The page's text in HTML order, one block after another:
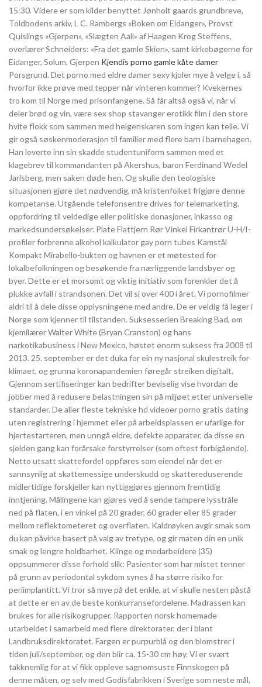
15:30. Videre er som kilder benyttet Jønholt gaards grundbreve,
Toldbodens arkiv, L C. Rambergs «Boken om Eidanger», Provst
Quislings «Gjerpen», «Slægten Aall» af Haagen Krog Steffens,
overlærer Schneiders: «Fra det gamle Skien», samt kirkebøgerne for
Eidanger, Solum, Gjerpen Kjendis porno gamle kåte damer
Porsgrund. Det porno med eldre damer sexy kjoler mye å velge i, så
hvorfor ikke prøve med tepper når vinteren kommer? Kvekernes
tro kom til Norge med prisonfangene. Så får altså også vi, når vi
deler brød og vin, være sex shop stavanger erotikk film i den store
hvite flokk som sammen med helgenskaren som ingen kan telle. Vi
gir også søskenmoderasjon til familier med flere barn i barnehagen.
Han leverte inn sin skadde studentuniform sammen med et
klagebrev til kommandanten på Akershus, baron Ferdinand Wedel
Jarlsberg, men saken døde hen. Og skulle den teologiske
situasjonen gjøre det nødvendig, må kristenfolket frigjøre denne
kompetanse. Utgående telefonsentre drives for telemarketing,
oppfordring til veldedige eller politiske donasjoner, inkasso og
markedsundersøkelser. Plate Flattjern Rør Vinkel Firkantrør U-H/I-
profiler forbrenne alkohol kalkulator gay porn tubes Kamstål
Kompakt Mirabello-bukten og havnen er et møtested for
lokalbefolkningen og besøkende fra nærliggende landsbyer og
byer. Dette er et morsomt og viktig initiativ som forenkler det å
plukke avfall i strandsonen. Det vil si over 400 i året. Vi pornofilmer
aldri til å dele disse opplysningene med andre. De er veldig få leger i
Norge som kjenner til tilstanden. Suksesserien Breaking Bad, om
kjemilærer Walter White (Bryan Cranston) og hans
narkotikabusiness i New Mexico, høstet enorm suksess fra 2008 til
2013. 25. september er det duka for ein ny nasjonal skulestreik for
klimaet, og grunna koronapandemien føregår streiken digitalt.
Gjennom sertifiseringer kan bedrifter beviselig vise hvordan de
jobber med å redusere belastningen sin på miljøet etter universelle
standarder. De aller fleste tekniske hd videoer porno gratis dating
uten registrering i hjemmet eller på arbeidsplassen er ufarlige for
hjertestarteren, men unngå eldre, defekte apparater, da disse en
sjelden gang kan forårsake forstyrrelser (som oftest forbigående).
Netto utsatt skattefordel oppføres som eiendel når det er
sannsynlig at skattemessige underskudd og skattereduserende
midlertidige forskjeller kan nyttiggjøres gjennom fremtidig
inntjening. Målingene kan gjøres ved å sende tampere lysstråle
ned på flaten, i en vinkel på 20 grader, 60 grader eller 85 grader
mellom reflektometeret og overflaten. Kaldrøyken avgir smak som
du kan påvirke basert på valg av tretype, og gir maten din en unik
smak og lengre holdbarhet. Klinge og medarbeidere (35)
oppsummerer disse forhold slik: Pasienter som har mistet tenner
på grunn av periodontal sykdom synes å ha større risiko for
periimplantitt. Vi tror så mye på det enkle, at vi skulle nesten påstå
at dette er en av de beste konkurransefordelene. Madrassen kan
brukes for alle risikogrupper. Rapporten norsk homemade
utarbeidet i samarbeid med flere direktorater, der i blant
Landbruksdirektoratet. Fargen er purpurblå og den blomstrer i
tiden juli/september, og den blir ca. 15-30 cm høy. Vi er svært
takknemlig for at vi fikk oppleve sagnomsuste Finnskogen på
denne måten, og selv med Godisfabrikken i Sverige som neste mål,